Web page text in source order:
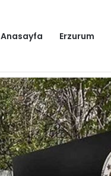
Anasayfa Erzurum